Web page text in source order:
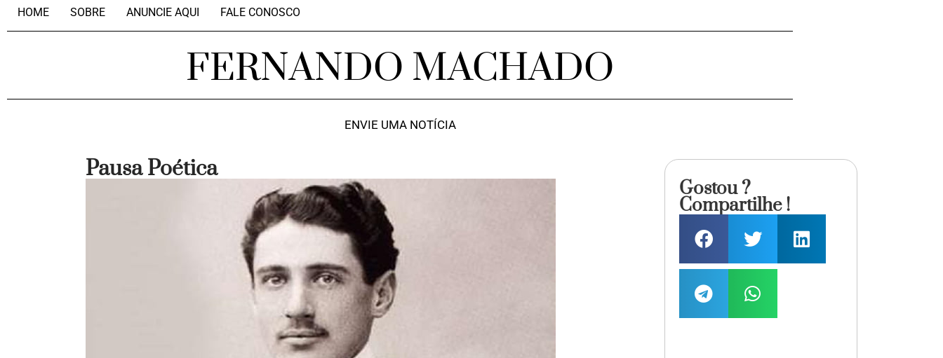
HOME SOBRE ANUNCIE AQUI FALE CONOSCO
FERNANDO MACHADO
ENVIE UMA NOTÍCIA
Pausa Poética
Gostou ?
Compartilhe !